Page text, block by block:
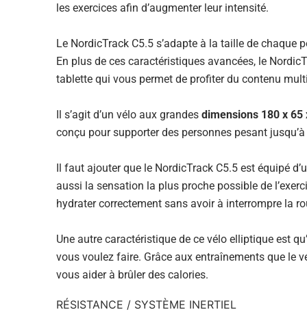
les exercices afin d’augmenter leur intensité.
Le NordicTrack C5.5 s’adapte à la taille de chaque
En plus de ces caractéristiques avancées, le
tablette qui vous permet de profiter du contenu
Il s’agit d’un vélo aux grandes dimensions 180 x 65
conçu pour supporter des personnes pesant
Il faut ajouter que le NordicTrack C5.5 est équipé
aussi la sensation la plus proche possible de
hydrater correctement sans avoir à interrompre la
Une autre caractéristique de ce vélo elliptique est
vous voulez faire. Grâce aux entraînements que le
vous aider à brûler des calories.
RÉSISTANCE / SYSTÈME INERTIEL